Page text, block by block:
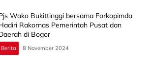
Wako Bukittinggi bersama Forkopimda
Rakornas Pemerintah Pusat dan
di Bogor
Berita 8 November 2024